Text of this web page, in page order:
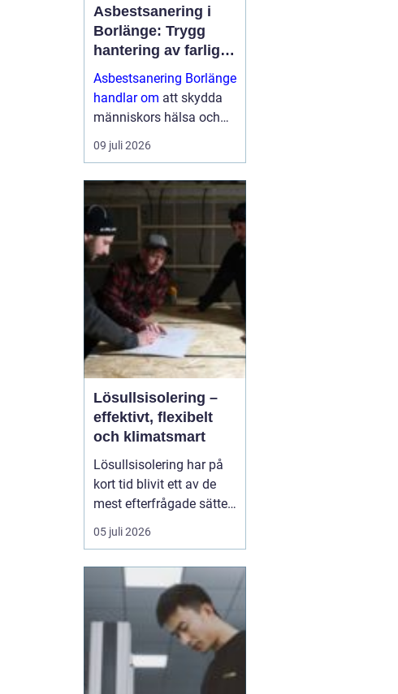
Asbestsanering i
Borlänge: Trygg
hantering av farliga
fibrer
Asbestsanering Borlänge
handlar om att skydda
människors hälsa och
skapa säkra miljöer i
bostäder, skolor,
Nä...
09 juli 2026
Lösullsisolering –
effektivt, flexibelt
och klimatsmart
Lösullsisolering har på
kort tid blivit ett av de
mest efterfrågade sätten
att isolera vindar, tak och
svåråtkomliga
bygger på att man blåser
in isolerande material
ofta cellulosa, tr&au...
05 juli 2026